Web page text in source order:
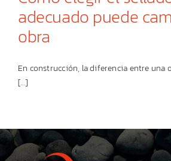
adecuado puede
obra
En construcción, la diferencia entre una
[...]